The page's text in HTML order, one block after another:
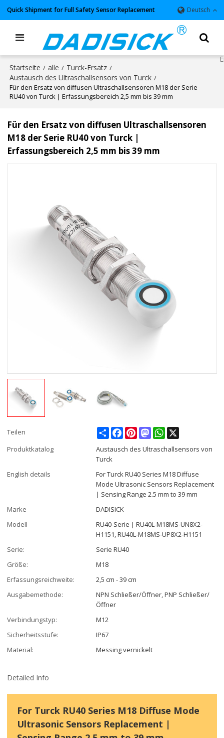
Quick Shipment for Full Safety Sensor Replacement Deutsch
Startseite / alle / Turck-Ersatz /
Austausch des Ultraschallsensors von Turck /
Für den Ersatz von diffusen Ultraschallsensoren M18 der Serie
RU40 von Turck | Erfassungsbereich 2,5 mm bis 39 mm
Für den Ersatz von diffusen Ultraschallsensoren
M18 der Serie RU40 von Turck |
Erfassungsbereich 2,5 mm bis 39 mm
Teilen ShareFacebookPinterestMastodonWhatsApp
Produktkatalog
Austausch des Ultraschallsensors von
Turck
English details
For Turck RU40 Series M18 Diffuse
Mode Ultrasonic Sensors Replacement
| Sensing Range 2.5 mm to 39 mm
Marke
DADISICK
Modell
RU40-Serie | RU40L-M18MS-UN8X2-
H1151, RU40L-M18MS-UP8X2-H1151
Serie:
Serie RU40
Größe:
M18
Erfassungsreichweite:
2,5 cm - 39 cm
Ausgabemethode:
NPN Schließer/Öffner, PNP Schließer/
Öffner
Verbindungstyp:
M12
Sicherheitsstufe:
IP67
Material:
Messing vernickelt
Detailed Info
For Turck RU40 Series M18 Diffuse Mode
Ultrasonic Sensors Replacement |